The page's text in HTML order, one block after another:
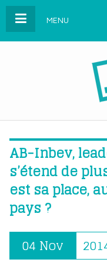
MENU
AB-Inbev,
s’étend de
est sa place,
pays ?
04 Nov